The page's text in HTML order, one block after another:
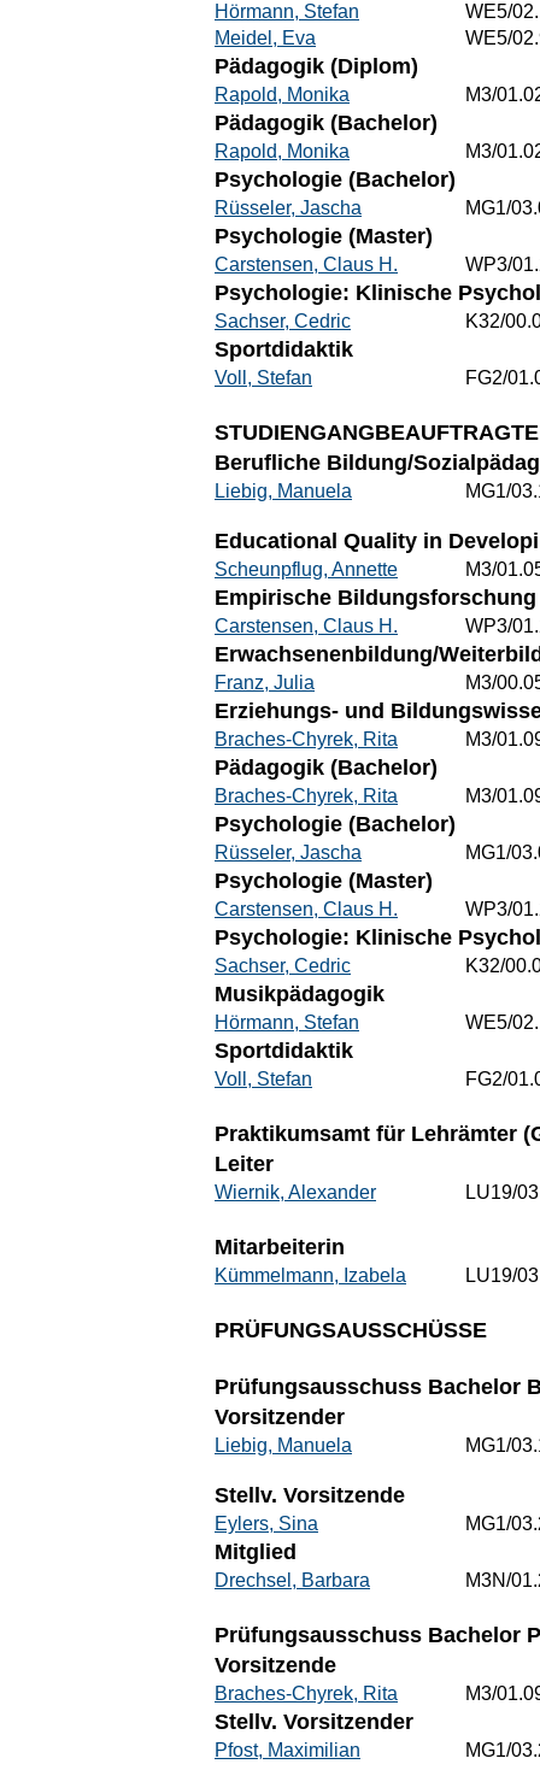
Hörmann, Stefan
WE5/
Meidel, Eva
WE5/
Pädagogik (Diplom)
Rapold, Monika M3/
Pädagogik (Bachelor)
Rapold, Monika M3/
Psychologie (Bachelor)
Rüsseler, Jascha MG1/
Psychologie (Master)
Carstensen, Claus H. WP3/
Psychologie: Klinische
Sachser, Cedric K32/
Sportdidaktik
Voll, Stefan FG2/
STUDIENGANGBEAUFTRAGTE
Berufliche Bildung/
Liebig, Manuela MG1/
Educational Quality in
Scheunpflug, Annette M3/
Empirische Bildungsforschung
Carstensen, Claus H. WP3/
Erwachsenenbildung/
Franz, Julia M3/
Erziehungs- und
Braches-Chyrek, Rita M3/
Pädagogik (Bachelor)
Braches-Chyrek, Rita M3/
Psychologie (Bachelor)
Rüsseler, Jascha MG1/
Psychologie (Master)
Carstensen, Claus H. WP3/
Psychologie: Klinische
Sachser, Cedric K32/
Musikpädagogik
Hörmann, Stefan WE5/
Sportdidaktik
Voll, Stefan FG2/
Praktikumsamt für Lehrämter
Leiter
Wiernik, Alexander LU19/
Mitarbeiterin
Kümmelmann, Izabela LU19/
PRÜFUNGSAUSSCHÜSSE
Prüfungsausschuss Bachelor
Vorsitzender
Liebig, Manuela MG1/
Stellv. Vorsitzende
Eylers, Sina MG1/
Mitglied
Drechsel, Barbara M3N/
Prüfungsausschuss Bachelor
Vorsitzende
Braches-Chyrek, Rita M3/
Stellv. Vorsitzender
Pfost, Maximilian MG1/